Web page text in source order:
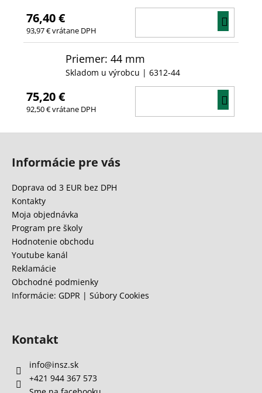
76,40 €
93,97 € vrátane DPH
Priemer: 44 mm
Skladom u výrobcu | 6312-44
75,20 €
92,50 € vrátane DPH
Informácie pre vás
Doprava od 3 EUR bez DPH
Kontakty
Moja objednávka
Program pre školy
Hodnotenie obchodu
Youtube kanál
Reklamácie
Obchodné podmienky
Informácie: GDPR | Súbory Cookies
Kontakt
info@insz.sk
+421 944 367 573